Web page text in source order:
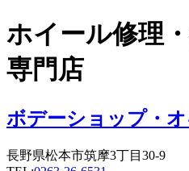
コ
ン
テ
ン
に
ス
ッ
ホイール修理
専門店
ボデーショップ・
長野県松本市筑摩3丁目30-9